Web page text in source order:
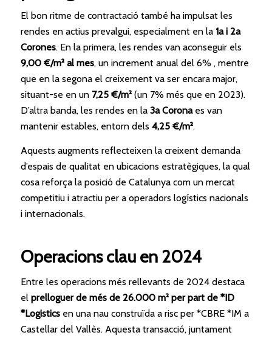
El bon ritme de contractació també ha impulsat les
rendes en actius prevalgui, especialment en la 1a i 2a
Corones. En la primera, les rendes van aconseguir els
9,00 €/m² al mes, un increment anual del 6% , mentre
que en la segona el creixement va ser encara major,
situant-se en un 7,25 €/m²(un 7% més que en 2023).
D’altra banda, les rendes en la 3a Coronaes van
mantenir estables, entorn dels 4,25 €/m².
Aquests augments reflecteixen la creixent demanda
d’espais de qualitat en ubicacions estratègiques, la qual
cosa reforça la posició de Catalunya com un mercat
competitiu i atractiu per a operadors logístics nacionals
i internacionals.
Operacions clau en 2024
Entre les operacions més rellevants de 2024 destaca
el prelloguer de més de 26.000 m² per part de *ID
*Logisticsen una nau construïda a risc per *CBRE *IM a
Castellar del Vallès. Aquesta transacció, juntament